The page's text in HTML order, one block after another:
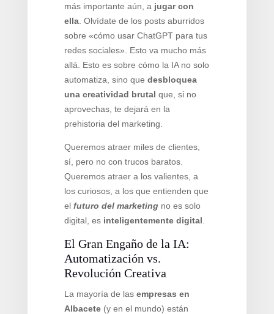
más importante aún, a jugar con
ella. Olvídate de los posts aburridos
sobre «cómo usar ChatGPT para tus
redes sociales». Esto va mucho más
allá. Esto es sobre cómo la IA no solo
automatiza, sino que desbloquea
una creatividad brutal que, si no
aprovechas, te dejará en la
prehistoria del marketing.
Queremos atraer miles de clientes,
sí, pero no con trucos baratos.
Queremos atraer a los valientes, a
los curiosos, a los que entienden que
el futuro del marketing no es solo
digital, es inteligentemente digital
El Gran Engaño de la IA:
Automatización vs.
Revolución Creativa
La mayoría de lasempresas en
Albacete(y en el mundo) están